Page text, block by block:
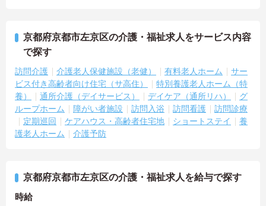
京都府京都市左京区の介護・福祉求人をサービス内容
で探す
訪問介護 介護老人保健施設（老健） 有料老人ホーム
サー
ビス付き高齢者向け住宅（サ高住）
特別養護老人ホーム（特
養）
通所介護（デイサービス） デイケア（通所リハ）
グ
ループホーム
障がい者施設 訪問入浴 訪問看護
訪問診療
定期巡回
ケアハウス・高齢者住宅地 ショートステイ
養
護老人ホーム
介護予防
京都府京都市左京区の介護・福祉求人を給与で探す
時給